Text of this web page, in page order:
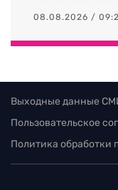
08.08.2026 /
Выходные данные
Пользовательское
Политика обработки